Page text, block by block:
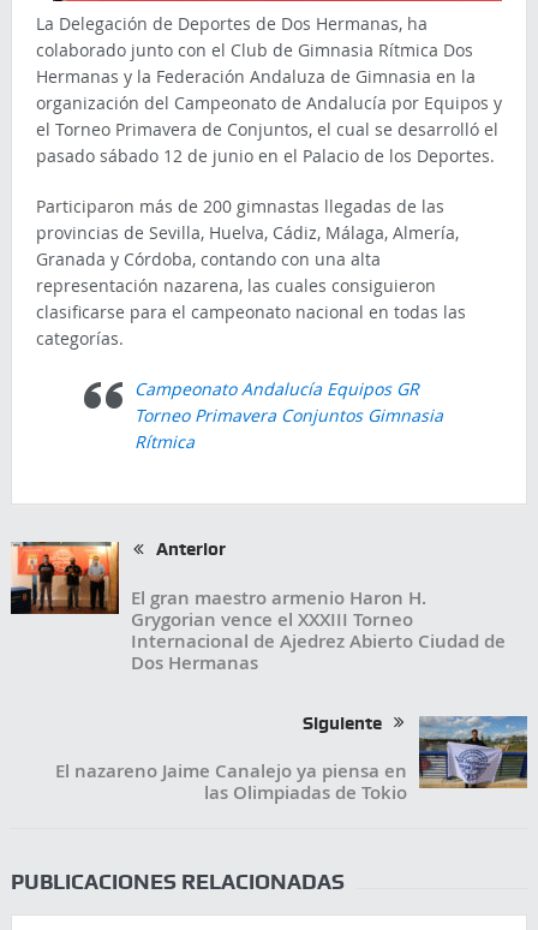
La Delegación de Deportes de Dos Hermanas, ha
colaborado junto con el Club de Gimnasia Rítmica Dos
Hermanas y la Federación Andaluza de Gimnasia en la
organización del Campeonato de Andalucía por Equipos y
el Torneo Primavera de Conjuntos, el cual se desarrolló el
pasado sábado 12 de junio en el Palacio de los Deportes.
Participaron más de 200 gimnastas llegadas de las
provincias de Sevilla, Huelva, Cádiz, Málaga, Almería,
Granada y Córdoba, contando con una alta
representación nazarena, las cuales consiguieron
clasificarse para el campeonato nacional en todas las
categorías.
Campeonato Andalucía Equipos GR
Torneo Primavera Conjuntos Gimnasia
Rítmica
Anterior
El gran maestro armenio Haron H.
Grygorian vence el XXXIII Torneo
Internacional de Ajedrez Abierto Ciudad de
Dos Hermanas
Siguiente
El nazareno Jaime Canalejo ya piensa en
las Olimpiadas de Tokio
PUBLICACIONES RELACIONADAS